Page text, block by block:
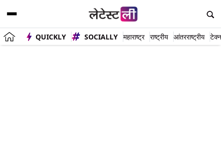
QUICKLY SOCIALLY महाराष्ट्र राष्ट्रीय आंतरराष्ट्रीय